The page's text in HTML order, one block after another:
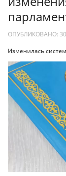
ОПУБЛИКОВАНО:
Изменилась